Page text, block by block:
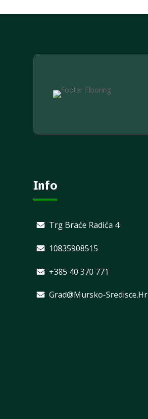
Info
Trg Braće Radića 4
10835908515
+385 40 370 771
Grad@mursko-Sredisce.hr